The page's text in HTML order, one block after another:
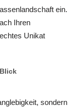
ein.
Ihren
Unikat
sondern